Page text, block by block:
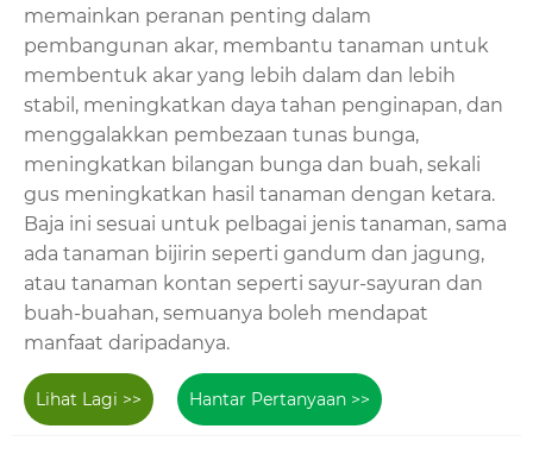
memainkan peranan penting dalam
pembangunan akar, membantu tanaman untuk
membentuk akar yang lebih dalam dan lebih
stabil, meningkatkan daya tahan penginapan, dan
menggalakkan pembezaan tunas bunga,
meningkatkan bilangan bunga dan buah, sekali
gus meningkatkan hasil tanaman dengan ketara.
Baja ini sesuai untuk pelbagai jenis tanaman, sama
ada tanaman bijirin seperti gandum dan jagung,
atau tanaman kontan seperti sayur-sayuran dan
buah-buahan, semuanya boleh mendapat
manfaat daripadanya.
Lihat Lagi >> Hantar Pertanyaan >>